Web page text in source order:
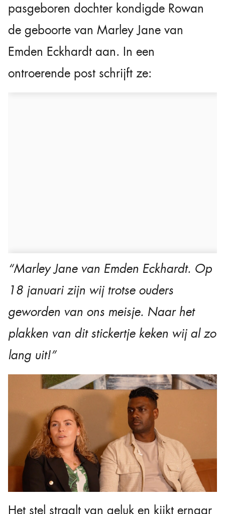
pasgeboren dochter kondigde Rowan
de geboorte van Marley Jane van
Emden Eckhardt aan. In een
ontroerende post schrijft ze:
“Marley Jane van Emden Eckhardt. Op
18 januari zijn wij trotse ouders
geworden van ons meisje. Naar het
plakken van dit stickertje keken wij al zo
lang uit!”
Het stel straalt van geluk en kijkt ernaar